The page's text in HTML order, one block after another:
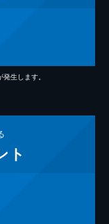
生します。
ト